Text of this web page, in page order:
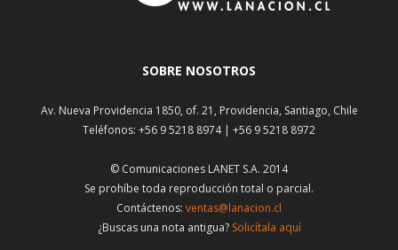
SOBRE NOSOTROS
Av. Nueva Providencia 1850, of. 21, Providencia, Santiago, Chile
Teléfonos: +56 9 5218 8974 | +56 9 5218 8972
© Comunicaciones LANET S.A. 2014
Se prohíbe toda reproducción total o parcial.
Contáctenos: ventas@lanacion.cl
¿Buscas una nota antigua? Solicítala aquí